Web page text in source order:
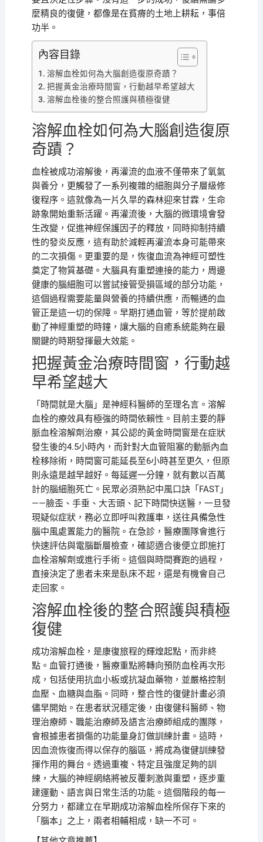
麼精良的復健，都像是在貧瘠的土地上耕耘，事倍
功半。
內容目錄
溶解血栓如何為大腦創造復原奇蹟？
把握黃金治療時間窗，行動越早希望越大
溶解血栓後的整合照護與積極復健
溶解血栓如何為大腦創造復原
奇蹟？
血栓被成功溶解後，再灌流的血液不僅帶來了氧氣
與養分，更觸發了一系列複雜的細胞與分子層級修
復程序。這就像為一片久旱的森林迎來甘霖，生命
跡象開始重新活躍。再灌流後，大腦的微環境會發
生改變，促進神經保護因子的釋放，同時抑制持續
性的發炎反應，這有助於減輕再灌流本身可能帶來
的二次損傷。更重要的是，恢復血流為神經可塑性
奠定了物質基礎。大腦具有重塑連接的能力，周邊
健康的腦細胞可以嘗試接管受損區域的部分功能，
這個過程需要能量與營養的持續供應，而暢通的血
管正是這一切的保障。早期打通血管，等於提前啟
動了神經重塑的時鐘，讓大腦的自癒系統能夠在最
關鍵的時期發揮最大效能。
把握黃金治療時間窗，行動越
早希望越大
「時間就是大腦」是神經科醫師的至理名言。溶解
血栓的療效具有極強的時間依賴性。目前主要的靜
脈血栓溶解劑治療，其公認的黃金時間窗是在症狀
發生後的4.5小時內，而針對大血管阻塞的動脈內血
栓移除術，時間窗可能延長至6小時甚至更久，但原
則永遠是越早越好。每延遲一分鐘，就有數以百萬
計的腦細胞死亡。民眾必須熟記中風口訣「FAST」
——臉歪、手垂、大舌頭、記下時間快送醫，一旦發
現疑似症狀，務必立即呼叫救護車，送往具備急性
腦中風處置能力的醫院。在急診，醫療團隊會進行
快速評估與電腦斷層檢查，確認適合後便立即施打
血栓溶解劑或進行手術。這個與時間賽跑的過程，
直接決定了患者未來是臥床不起，還是有機會自己
走回家。
溶解血栓後的整合照護與積極
復健
成功溶解血栓，是康復旅程的輝煌起點，而非終
點。血管打通後，醫療重點將轉向預防血栓再次形
成，包括使用抗血小板或抗凝血藥物，並嚴格控制
血壓、血糖與血脂。同時，整合性的復健計畫必須
儘早開始。在患者狀況穩定後，由復健科醫師、物
理治療師、職能治療師及語言治療師組成的團隊，
會根據患者損傷的功能量身訂做訓練計畫。這時，
因血流恢復而得以保存的腦區，將成為復健訓練發
揮作用的舞台。透過重複、特定且強度足夠的訓
練，大腦的神經網絡將被反覆刺激與重塑，逐步重
建運動、語言與日常生活的功能。這個階段的每一
分努力，都建立在早期成功溶解血栓所保存下來的
「腦本」之上，兩者相輔相成，缺一不可。